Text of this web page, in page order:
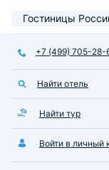
Гостиницы
+7 (499) 705-28-
Найти отель
Найти тур
Войти в личный